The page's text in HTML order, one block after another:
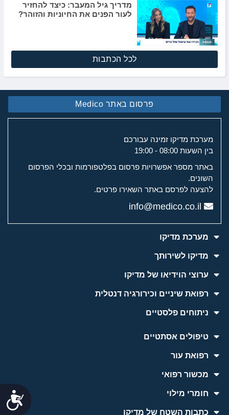
מדריך גיל המעבר: כיצד להחזיר
לעור הפנים את החיוניות והזוהר?
לכל הכתבות
פרסום באתר Medico
מערכת מדיקו זמינה עבורכם
בין השעות 08:00 - 19:00
באתר מספר אפשרויות פרסום בפלטפורמות ובכלי הפרסום
השונים.
להצעה לפרסם באתר השאירו פרטים.
info@medico.co.il
מערכת מדיקו
מדיקו לשירותך
ערוצי הוידיאו של מדיקו
רפואת שיניים וכירורגיה דנטלית
ניתוחים פלסטיים
טיפולים אסתטיים
רפואת עור
מכשור רפואי
חומרי מילוי
כתבות השטח של מדיקו